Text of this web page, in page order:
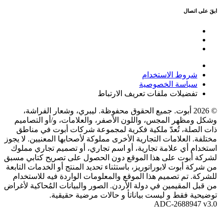
ابقَ على اتصال
شروط الاستخدام
سياسة الخصوصية
تفضيلات ملفات تعريف الارتباط
© 2026 أبوت. جميع الحقوق محفوظة. ليبري، وشعار الفراشة،
وشكل ومظهر المجس، واللون الأصفر، والعلامات، و/أو التصاميم
ذات الصلة، تُعدّ ملكية فكرية لمجموعة شركات أبوت في مناطق
مختلفة. العلامات التجارية الأخرى مملوكة لأصحابها المعنيين. لا يجوز
استخدام أي علامة تجارية، أو اسم تجاري، أو تصميم تجاري مملوك
لشركة أبوت على هذا الموقع دون الحصول على تصريح كتابي مسبق
من شركة أبوت لابوراتوريز، باستثناء تحديد المنتج أو الخدمات التابعة
للشركة. تم تصميم هذا الموقع والمعلومات الواردة فيه للاستخدام
من قبل المقيمين في دولة الأردن. الصور والبيانات المُحاكية لأغراض
توضيحية فقط و ليست بياناتأ و حالات مرضية حقيقية.
ADC-2688947 v3.0